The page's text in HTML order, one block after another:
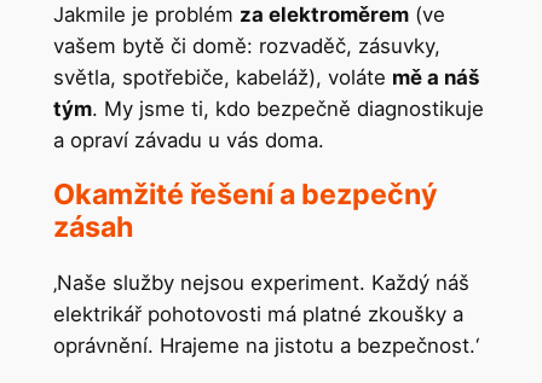
Jakmile je problém za elektroměrem(ve
vašem bytě či domě: rozvaděč, zásuvky,
světla, spotřebiče, kabeláž), voláte mě a náš
tým. My jsme ti, kdo bezpečně diagnostikuje
a opraví závadu u vás doma.
Okamžité řešení a bezpečný
zásah
‚Naše služby nejsou experiment. Každý náš
elektrikář pohotovosti má platné zkoušky a
oprávnění. Hrajeme na jistotu a bezpečnost.‘